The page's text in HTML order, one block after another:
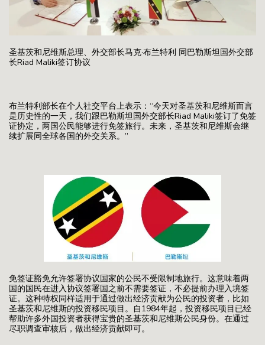
圣基茨和尼维斯总理、外交部长马克·布兰特利 同巴勒斯坦国外交部
长Riad Maliki签订协议
布兰特利部长在个人社交平台上表示：“今天对圣基茨和尼维斯而言
是历史性的一天，我们跟巴勒斯坦国外交部长Riad Maliki签订了免签
证协定，两国公民能够进行免签旅行。未来，圣基茨和尼维斯会继
续扩展同全球各国的外交关系。”
免签证豁免允许签署协议国家的公民不受限制地旅行。这意味着两
国的国民在进入协议签署国之前不需要签证，不必提前办理入境签
证。这种特权同样适用于通过做出经济贡献为公民的投资者，比如
圣基茨和尼维斯的投资移民项目。自1984年起，投资移民项目已经
帮助许多外国投资者获得宝贵的圣基茨和尼维斯公民身份。在通过
尽职调查审核后，做出经济贡献即可。